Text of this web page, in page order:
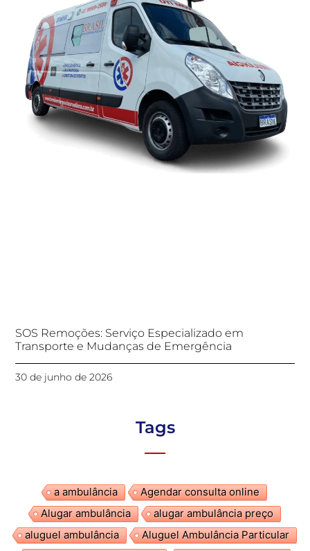
SOS Remoções: Serviço Especializado em
Transporte e Mudanças de Emergência
30 de junho de 2026
Tags
a ambulância
Agendar consulta online
Alugar ambulância
alugar ambulância preço
aluguel ambulância
Aluguel Ambulância Particular